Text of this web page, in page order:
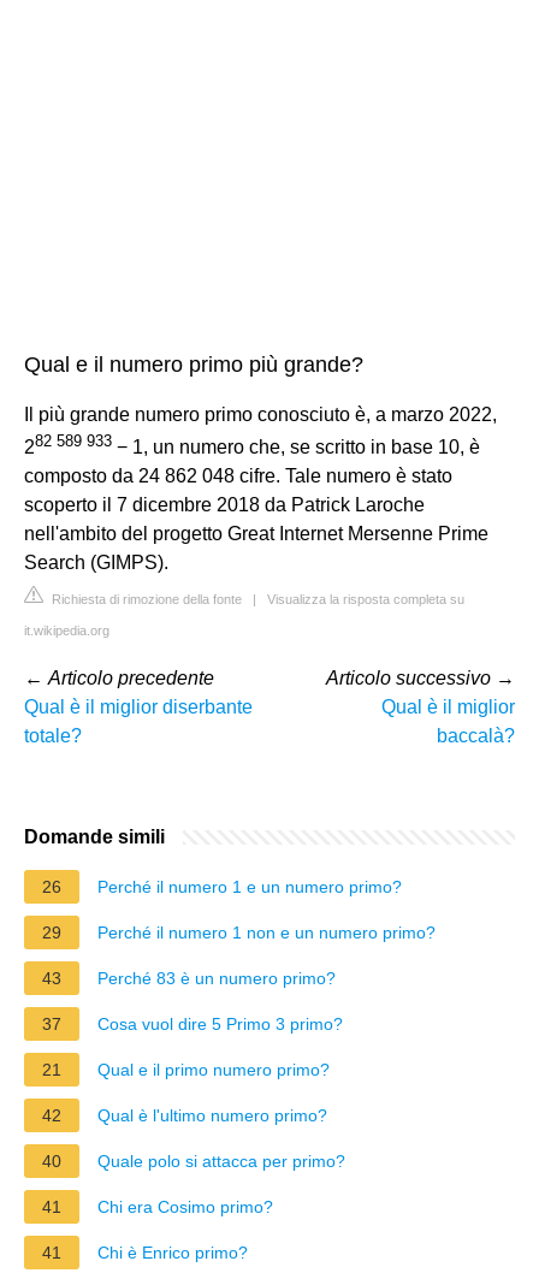
Qual e il numero primo più grande?
Il più grande numero primo conosciuto è, a marzo 2022,
282 589 933 − 1, un numero che, se scritto in base 10, è
composto da 24 862 048 cifre. Tale numero è stato
scoperto il 7 dicembre 2018 da Patrick Laroche
nell'ambito del progetto Great Internet Mersenne Prime
Search (GIMPS).
Richiesta di rimozione della fonte | Visualizza la risposta completa su
it.wikipedia.org
← Articolo precedente
Qual è il miglior diserbante
totale?
Articolo successivo →
Qual è il miglior
baccalà?
Domande simili
26 Perché il numero 1 e un numero primo?
29 Perché il numero 1 non e un numero primo?
43 Perché 83 è un numero primo?
37 Cosa vuol dire 5 Primo 3 primo?
21 Qual e il primo numero primo?
42 Qual è l'ultimo numero primo?
40 Quale polo si attacca per primo?
41 Chi era Cosimo primo?
41 Chi è Enrico primo?